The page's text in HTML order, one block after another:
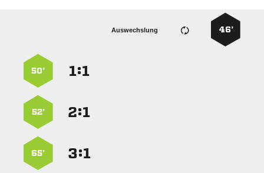
46’
Auswechslung
:
50’
:
52’
:
65’